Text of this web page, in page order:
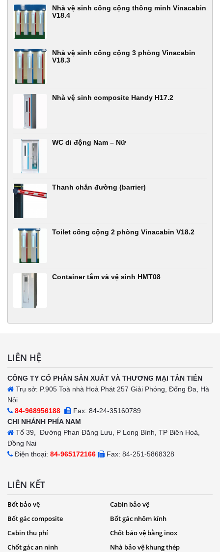
Nhà vệ sinh công cộng thông minh Vinacabin
V18.4
Nhà vệ sinh công cộng 3 phòng Vinacabin
V18.3
Nhà vệ sinh composite Handy H17.2
WC di động Nam – Nữ
Thanh chắn đường (barrier)
Toilet công cộng 2 phòng Vinacabin V18.2
Container tắm và vệ sinh HMT08
LIÊN HỆ
CÔNG TY CỔ PHẦN SẢN XUẤT VÀ THƯƠNG MẠI TÂN TIẾN
Trụ sở: P.905 Toà nhà Hoà Phát 257 Giải Phóng, Đống Đa, Hà
Nội
84-968956188
Fax: 84-24-35160789
CHI NHÁNH PHÍA NAM
Tổ 39, Đường Phan Đăng Lưu, P Long Bình, TP Biên Hoà,
Đồng Nai
Điện thoại: 84-965172166 Fax: 84-251-5868328
LIÊN KẾT
Bốt bảo vệ
Cabin bảo vệ
Bốt gác composite
Bốt gác nhôm kính
Cabin thu phí
Chốt bảo vệ bằng inox
Chốt gác an ninh
Nhà bảo vệ khung thép